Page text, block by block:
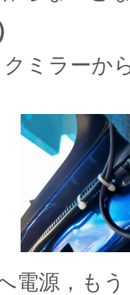
ミラーか
電源，も